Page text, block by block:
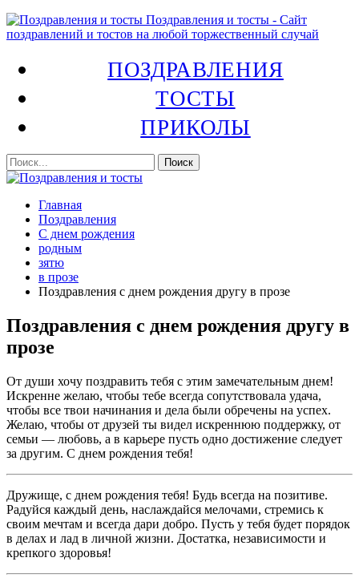
Поздравления и тосты - Сайт
поздравлений и тостов на любой торжественный случай
ПОЗДРАВЛЕНИЯ
ТОСТЫ
ПРИКОЛЫ
Главная
Поздравления
С днем рождения
родным
зятю
в прозе
Поздравления с днем рождения другу в прозе
Поздравления с днем рождения другу в
прозе
От души хочу поздравить тебя с этим замечательным днем!
Искренне желаю, чтобы тебе всегда сопутствовала удача,
чтобы все твои начинания и дела были обречены на успех.
Желаю, чтобы от друзей ты видел искреннюю поддержку, от
семьи — любовь, а в карьере пусть одно достижение следует
за другим. С днем рождения тебя!
Дружище, с днем рождения тебя! Будь всегда на позитиве.
Радуйся каждый день, наслаждайся мелочами, стремись к
своим мечтам и всегда дари добро. Пусть у тебя будет порядок
в делах и лад в личной жизни. Достатка, независимости и
крепкого здоровья!